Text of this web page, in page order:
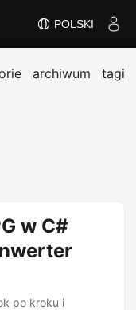
POLSKI
archiwum tagi
w C#
po kroku i